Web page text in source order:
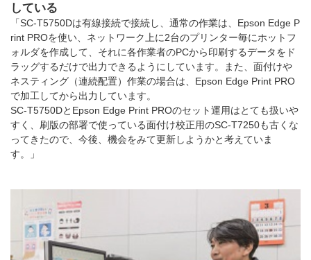
している
「SC-T5750Dは有線接続で接続し、通常の作業は、Epson Edge P
rint PROを使い、ネットワーク上に2台のプリンター毎にホットフ
ォルダを作成して、それに各作業者のPCから印刷するデータをド
ラッグするだけで出力できるようにしています。また、面付けや
ネスティング（連続配置）作業の場合は、Epson Edge Print PRO
で加工してから出力しています。
SC-T5750DとEpson Edge Print PROのセット運用はとても扱いや
すく、刷版の部署で使っている面付け校正用のSC-T7250も古くな
ってきたので、今後、機会をみて更新しようかと考えていま
す。」